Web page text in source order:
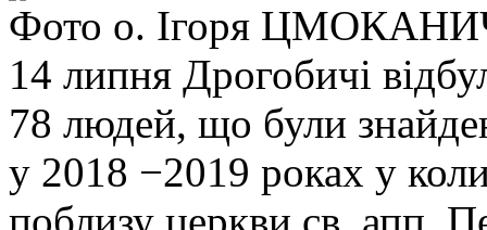
Фото о. Ігоря
14 липня Дрогобичі
78 людей, що були
у 2018 −2019 роках у
поблизу церкви св. апп.